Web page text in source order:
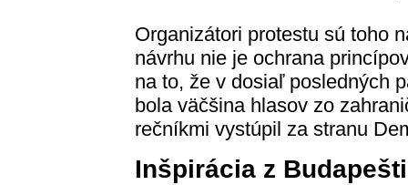
Organizátori protestu sú toho
návrhu nie je ochrana
na to, že v dosiaľ posledných
bola väčšina hlasov zo
rečníkmi vystúpil za stranu
Inšpirácia z Budapešti